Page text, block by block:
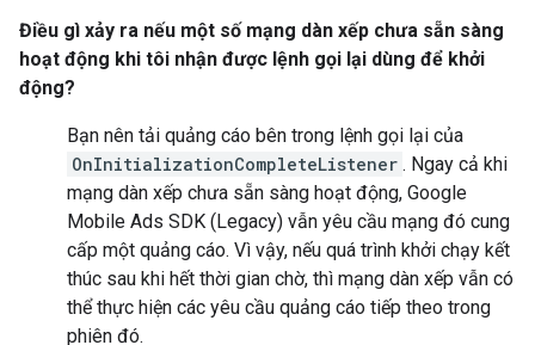
Điều gì xảy ra nếu một số mạng dàn xếp chưa sẵn sàng
hoạt động khi tôi nhận được lệnh gọi lại dùng để khởi
động?
Bạn nên tải quảng cáo bên trong lệnh gọi lại của
OnInitializationCompleteListener . Ngay cả khi
mạng dàn xếp chưa sẵn sàng hoạt động, Google
Mobile Ads SDK (Legacy) vẫn yêu cầu mạng đó cung
cấp một quảng cáo. Vì vậy, nếu quá trình khởi chạy kết
thúc sau khi hết thời gian chờ, thì mạng dàn xếp vẫn có
thể thực hiện các yêu cầu quảng cáo tiếp theo trong
phiên đó.